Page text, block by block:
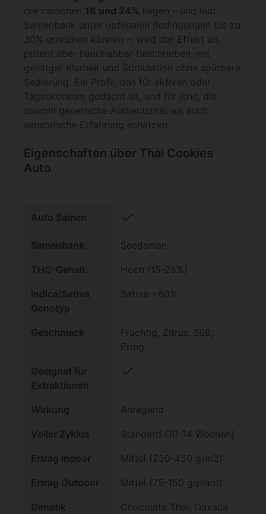
die zwischen 16 und 24% liegen – und laut
Samenbank unter optimalen Bedingungen bis zu
30% erreichen können –, wird der Effekt als
potent aber handhabbar beschrieben, mit
geistiger Klarheit und Stimulation ohne spürbare
Sedierung. Ein Profil, das für aktiven oder
Tageskonsum gedacht ist, und für jene, die
sowohl genetische Authentizität als auch
sensorische Erfahrung schätzen.
Eigenschaften über Thai Cookies
Auto
Auto Samen check
Samenbank Seedsman
THC-Gehalt Hoch (15-25%)
Indica/Sativa
Genotyp
Sativa +60%
Geschmack
Fruchtig, Zitrus, Süß,
Erdig
Geeignet für
Extraktionen
check
Wirkung Anregend
Voller Zyklus Standard (10-14 Wochen)
Ertrag Indoor Mittel (250-450 g/m2)
Ertrag Outdoor Mittel (75-150 g/plant)
Genetik
Chocolate Thai, Oaxaca